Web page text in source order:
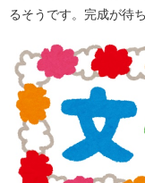
るそうです。完成が待ち